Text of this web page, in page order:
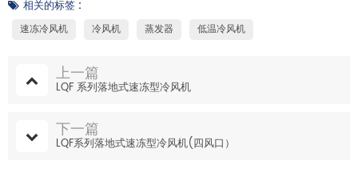
相关的标签 :
速冻冷风机 冷风机 蒸发器 低温冷风机
上一篇
LQF 系列落地式速冻型冷风机
下一篇
LQF系列落地式速冻型冷风机(四风口）